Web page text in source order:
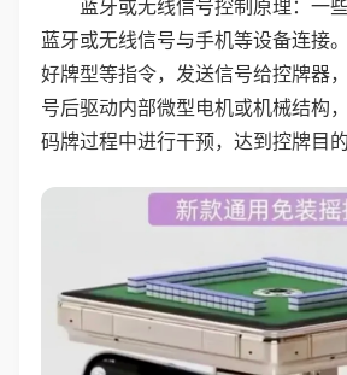
蓝牙或无线信号控制原理：一
蓝牙或无线信号与手机等设备连接
好牌型等指令，发送信号给控牌器
号后驱动内部微型电机或机械结构
码牌过程中进行干预，达到控牌目的